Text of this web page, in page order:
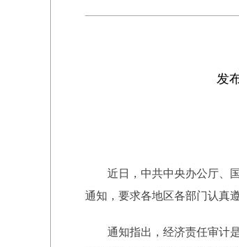
发
近日，中共中央办公厅、国
通知，要求各地区各部门认真
通知指出，经济责任审计是